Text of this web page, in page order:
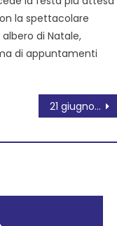
la spettacolare
di Natale,
di appuntamenti
21 giugno, Festa della Musica